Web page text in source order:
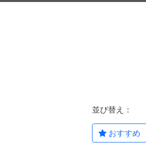
並び替え：
おすすめ